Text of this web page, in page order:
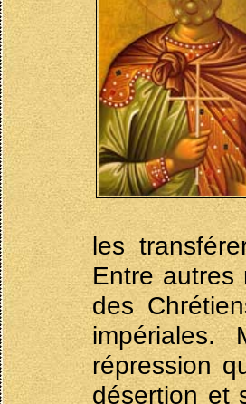
les
Entre autres
des
impériales.
répression
désertion et